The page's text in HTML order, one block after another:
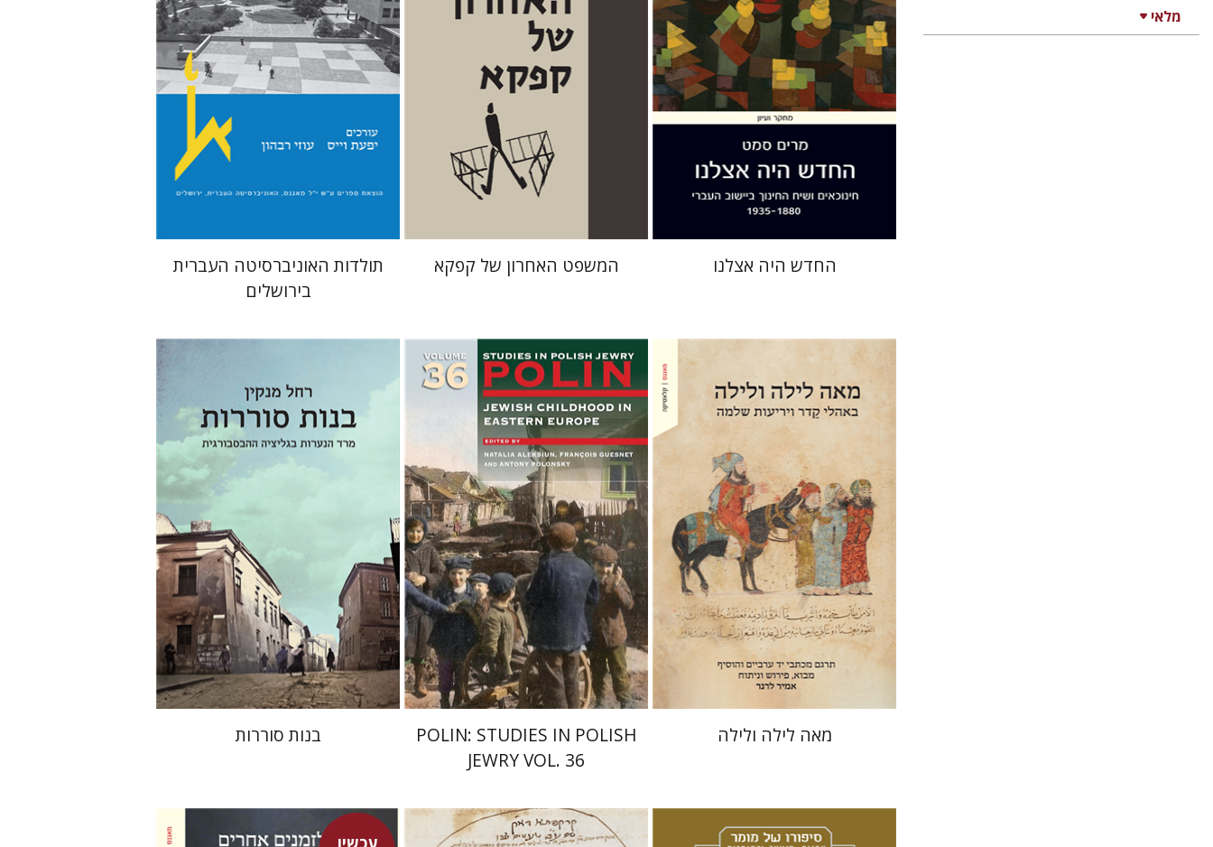
מלאי
הנחת אתר ספר מודפס
$42
$38
החדש היה אצלנו
הנחת אתר ספר מודפס
$42
$38
המשפט האחרון של קפקא‎
הנחת אתר ספר מודפס
תולדות האוניברסיטה העברית
בירושלים
אמיר לרנר
אמיר לרנר
הנחת אתר ספר מודפס
$42
$38
מאה לילה ולילה
François Guesnet
אלקסיון
אנטוני פולונסקי
POLIN: STUDIES IN POLISH
JEWRY VOL. 36
רחל מנקין
יפתח בריל
הנחת אתר ספר מודפס
$35
$32
בנות סוררות
עכשיו